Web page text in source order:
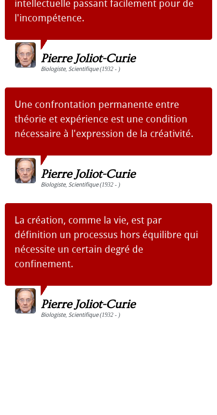
intellectuelle passant facilement pour de
l'incompétence.
Pierre Joliot-Curie
Biologiste, Scientifique(1932 - )
Une confrontation permanente entre
théorie et expérience est une condition
nécessaire à l'expression de la créativité.
Pierre Joliot-Curie
Biologiste, Scientifique(1932 - )
La création, comme la vie, est par
définition un processus hors équilibre qui
nécessite un certain degré de
confinement.
Pierre Joliot-Curie
Biologiste, Scientifique(1932 - )